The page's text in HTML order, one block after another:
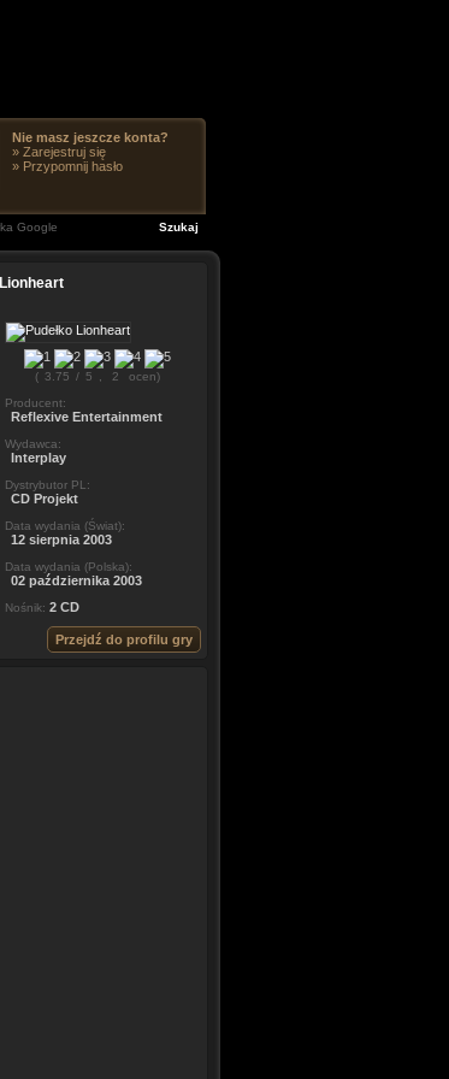
Nie masz jeszcze konta?
» Zarejestruj się
» Przypomnij hasło
Lionheart
( 3.75 / 5 2
ocen)
Producent:
Reflexive Entertainment
Wydawca:
Interplay
Dystrybutor PL:
CD Projekt
Data wydania (Świat):
12 sierpnia 2003
Data wydania (Polska):
02 października 2003
Nośnik: 2 CD
Przejdź do profilu gry